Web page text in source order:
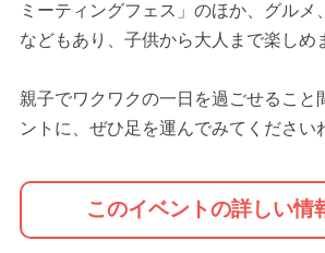
ミーティングフェス」のほか、グルメ
などもあり、子供から大人まで楽しめ
親子でワクワクの一日を過ごせること
ントに、ぜひ足を運んでみてください
このイベントの詳しい情